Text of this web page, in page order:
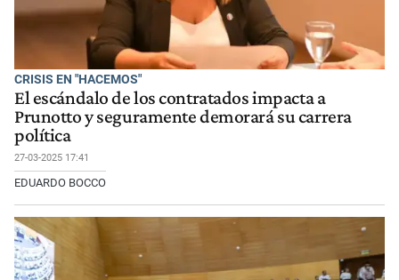
CRISIS EN "HACEMOS"
El escándalo de los contratados impacta a
Prunotto y seguramente demorará su carrera
política
27-03-2025 17:41
EDUARDO BOCCO